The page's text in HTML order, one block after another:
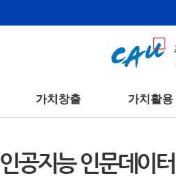
가치창출 가치활용
인공지능 인문데이